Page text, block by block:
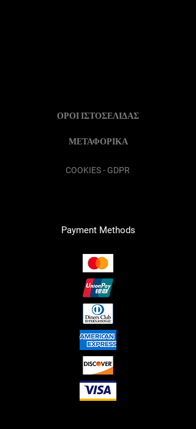
ΟΡΟΙ ΙΣΤΟΣΕΛΙΔΑΣ
ΜΕΤΑΦΟΡΙΚΑ
COOKIES - GDPR
Payment Methods